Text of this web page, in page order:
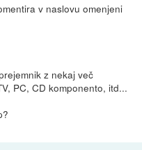
v naslovu omenjeni
z nekaj več
PC, CD komponento, itd...